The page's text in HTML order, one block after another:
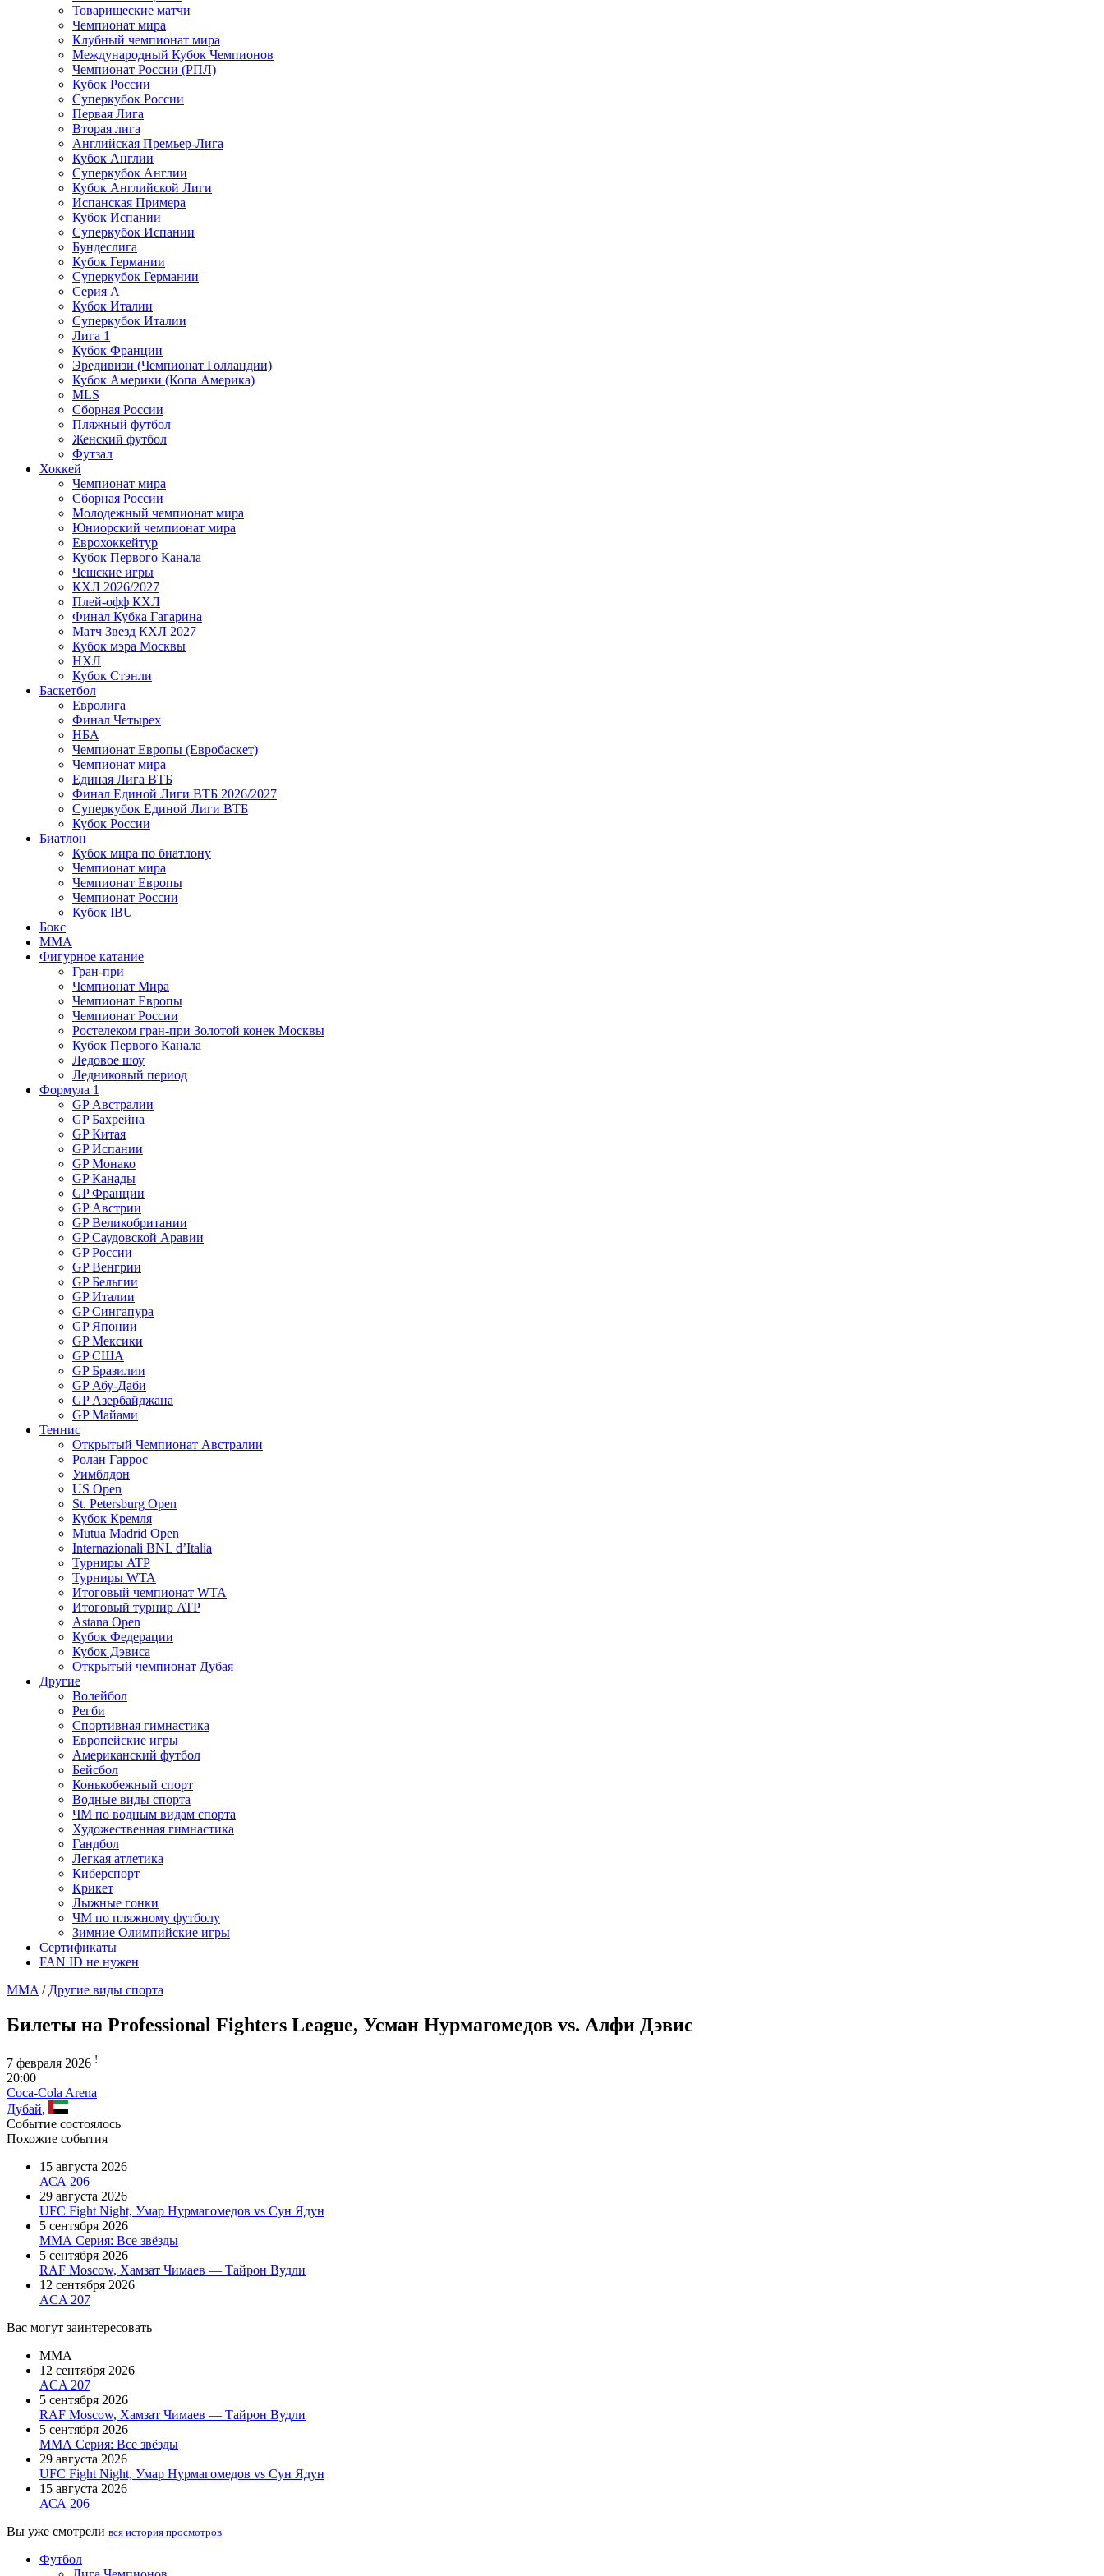
Товарищеские матчи
Чемпионат мира
Клубный чемпионат мира
Международный Кубок Чемпионов
Чемпионат России (РПЛ)
Кубок России
Суперкубок России
Первая Лига
Вторая лига
Английская Премьер-Лига
Кубок Англии
Суперкубок Англии
Кубок Английской Лиги
Испанская Примера
Кубок Испании
Суперкубок Испании
Бундеслига
Кубок Германии
Суперкубок Германии
Серия А
Кубок Италии
Суперкубок Италии
Лига 1
Кубок Франции
Эредивизи (Чемпионат Голландии)
Кубок Америки (Копа Америка)
MLS
Сборная России
Пляжный футбол
Женский футбол
Футзал
Хоккей
Чемпионат мира
Сборная России
Молодежный чемпионат мира
Юниорский чемпионат мира
Еврохоккейтур
Кубок Первого Канала
Чешские игры
КХЛ 2026/2027
Плей-офф КХЛ
Финал Кубка Гагарина
Матч Звезд КХЛ 2027
Кубок мэра Москвы
НХЛ
Кубок Стэнли
Баскетбол
Евролига
Финал Четырех
НБА
Чемпионат Европы (Евробаскет)
Чемпионат мира
Единая Лига ВТБ
Финал Единой Лиги ВТБ 2026/2027
Суперкубок Единой Лиги ВТБ
Кубок России
Биатлон
Кубок мира по биатлону
Чемпионат мира
Чемпионат Европы
Чемпионат России
Кубок IBU
Бокс
MMA
Фигурное катание
Гран-при
Чемпионат Мира
Чемпионат Европы
Чемпионат России
Ростелеком гран-при Золотой конек Москвы
Кубок Первого Канала
Ледовое шоу
Ледниковый период
Формула 1
GP Австралии
GP Бахрейна
GP Китая
GP Испании
GP Монако
GP Канады
GP Франции
GP Австрии
GP Великобритании
GP Саудовской Аравии
GP России
GP Венгрии
GP Бельгии
GP Италии
GP Сингапура
GP Японии
GP Мексики
GP США
GP Бразилии
GP Абу-Даби
GP Азербайджана
GP Майами
Теннис
Открытый Чемпионат Австралии
Ролан Гаррос
Уимблдон
US Open
St. Petersburg Open
Кубок Кремля
Mutua Madrid Open
Internazionali BNL d’Italia
Турниры ATP
Турниры WTA
Итоговый чемпионат WTA
Итоговый турнир ATP
Astana Open
Кубок Федерации
Кубок Дэвиса
Открытый чемпионат Дубая
Другие
Волейбол
Регби
Спортивная гимнастика
Европейские игры
Американский футбол
Бейсбол
Конькобежный спорт
Водные виды спорта
ЧМ по водным видам спорта
Художественная гимнастика
Гандбол
Легкая атлетика
Киберспорт
Крикет
Лыжные гонки
ЧМ по пляжному футболу
Зимние Олимпийские игры
Сертификаты
FAN ID не нужен
MMA / Другие виды спорта
Билеты на Professional Fighters League, Усман Нурмагомедов vs. Алфи Дэвис
7 февраля 2026 !
20:00
Coca-Cola Arena
Дубай,
Событие состоялось
Похожие события
15 августа 2026
АСА 206
29 августа 2026
UFC Fight Night, Умар Нурмагомедов vs Сун Ядун
5 сентября 2026
ММА Серия: Все звёзды
5 сентября 2026
RAF Moscow, Хамзат Чимаев — Тайрон Вудли
12 сентября 2026
ACA 207
Вас могут заинтересовать
MMA
12 сентября 2026
ACA 207
5 сентября 2026
RAF Moscow, Хамзат Чимаев — Тайрон Вудли
5 сентября 2026
ММА Серия: Все звёзды
29 августа 2026
UFC Fight Night, Умар Нурмагомедов vs Сун Ядун
15 августа 2026
АСА 206
Вы уже смотрели вся история просмотров
Футбол